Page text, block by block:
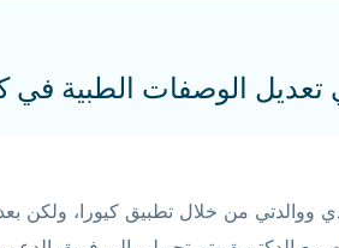
الوصفات الطبية في
ووالدتي من خلال تطبيق كيورا، ولكن